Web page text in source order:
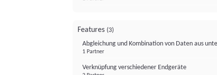
Features (3)
Abgleichung und Kombination von Daten aus
1 Partner
Verknüpfung verschiedener Endgeräte